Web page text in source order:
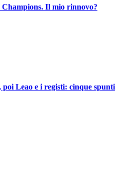
Il mio rinnovo?
poi Leao e i registi: cinque spunti